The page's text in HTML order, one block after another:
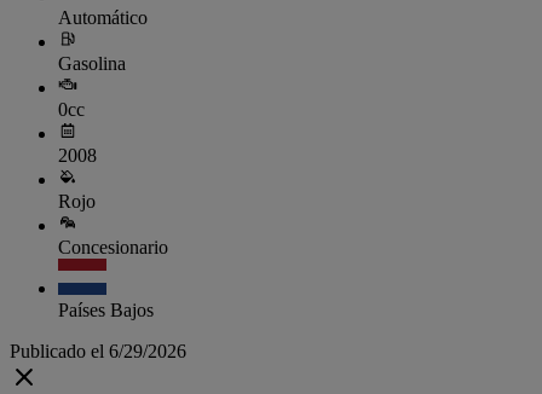
Automático
Gasolina
0cc
2008
Rojo
Concesionario
Países Bajos
Publicado el 6/29/2026